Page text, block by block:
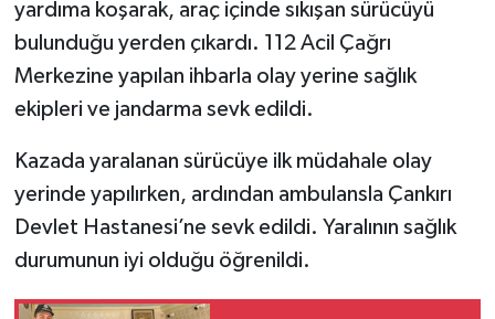
yardıma koşarak, araç içinde sıkışan sürücüyü
bulunduğu yerden çıkardı. 112 Acil Çağrı
Merkezine yapılan ihbarla olay yerine sağlık
ekipleri ve jandarma sevk edildi.
Kazada yaralanan sürücüye ilk müdahale olay
yerinde yapılırken, ardından ambulansla Çankırı
Devlet Hastanesi’ne sevk edildi. Yaralının sağlık
durumunun iyi olduğu öğrenildi.